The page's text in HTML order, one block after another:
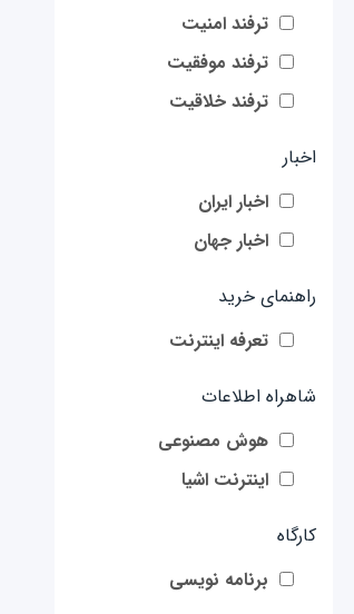
ترفند امنیت
ترفند موفقیت
ترفند خلاقیت
اخبار
اخبار ایران
اخبار جهان
راهنمای خرید
تعرفه اینترنت
شاهراه اطلاعات
هوش مصنوعی
اینترنت اشیا
کارگاه
برنامه نویسی